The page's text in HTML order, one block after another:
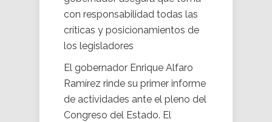
con responsabilidad todas las
críticas y posicionamientos de
los legisladores
El gobernador Enrique Alfaro
Ramírez rinde su primer informe
de actividades ante el pleno del
Congreso del Estado. El